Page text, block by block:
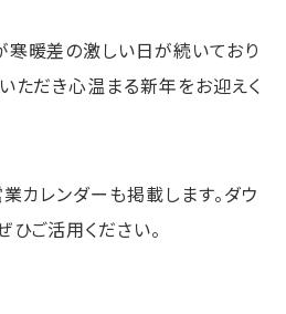
暖差の激しい日が続いており
ただき心温まる新年をお迎えく
カレンダーも掲載します。ダウ
ひご活用ください。